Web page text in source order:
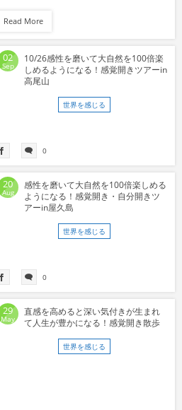
Read More
02
Sep
10/26感性を磨いて大自然を100倍楽
しめるようになる！感覚開きツアーin
高尾山
世界を感じる
0
20
Aug
感性を磨いて大自然を100倍楽しめる
ようになる！感覚開き・自分開きツ
アーin屋久島
世界を感じる
0
29
May
直感を高めると深い気付きが生まれ
て人生が豊かになる！感覚開き散歩
世界を感じる